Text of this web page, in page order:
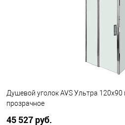
Душевой уголок AVS Ультра
прозрачное
45 527 руб.